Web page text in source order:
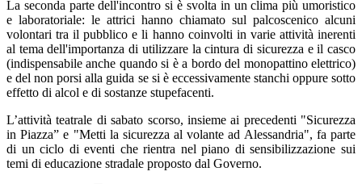
La seconda parte dell'incontro si è svolta in un clima più umoristico
e laboratoriale: le attrici hanno chiamato sul palcoscenico alcuni
volontari tra il pubblico e li hanno coinvolti in varie attività inerenti
al tema dell'importanza di utilizzare la cintura di sicurezza e il casco
(indispensabile anche quando si è a bordo del monopattino elettrico)
e del non porsi alla guida se si è eccessivamente stanchi oppure sotto
effetto di alcol e di sostanze stupefacenti.
L’attività teatrale di sabato scorso, insieme ai precedenti "Sicurezza
in Piazza” e "Metti la sicurezza al volante ad Alessandria", fa parte
di un ciclo di eventi che rientra nel piano di sensibilizzazione sui
temi di educazione stradale proposto dal Governo.